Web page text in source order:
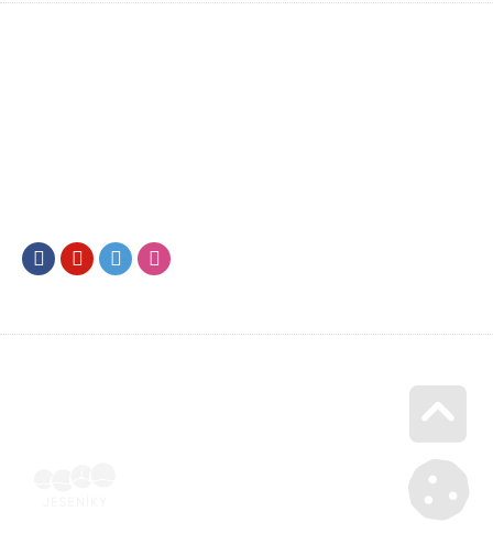
FacebookYoutubeTwitter
Go